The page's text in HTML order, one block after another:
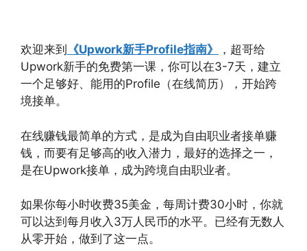
欢迎来到 《Upwork新手Profile指南》
，超哥给
Upwork新手的免费第一课，你可以在3-7天，建立
一个足够好、能用的Profile（在线简历），开始跨
境接单。
在线赚钱最简单的方式，是成为自由职业者接单赚
钱，而要有足够高的收入潜力，最好的选择之一，
是在Upwork接单，成为跨境自由职业者。
如果你每小时收费35美金，每周计费30小时，你就
可以达到每月收入3万人民币的水平。已经有无数人
从零开始，做到了这一点。